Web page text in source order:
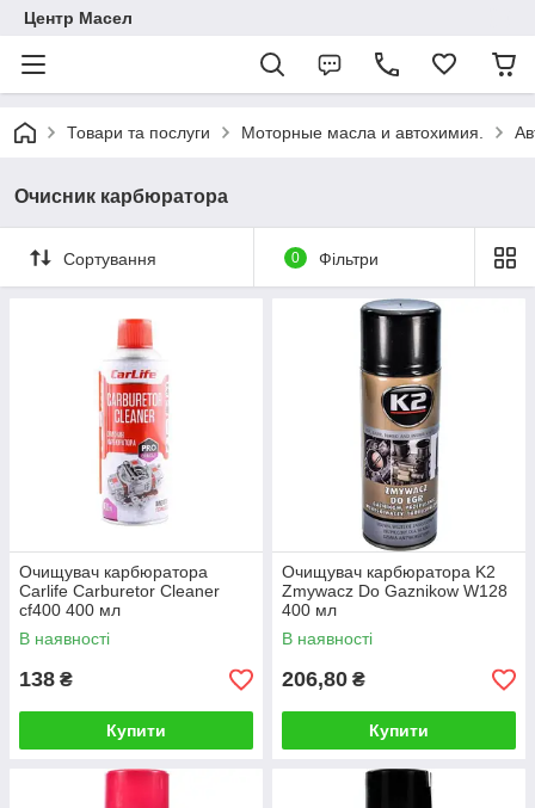
Центр Масел
Товари та послуги Моторные масла и автохимия.
Очисник карбюратора
Сортування 0 Фільтри
Очищувач карбюратора
Carlife Carburetor Cleaner
cf400 400 мл
В наявності
138 ₴
Купити
Очищувач карбюратора K2
Zmywacz Do Gaznikow W128
400 мл
В наявності
206,80 ₴
Купити